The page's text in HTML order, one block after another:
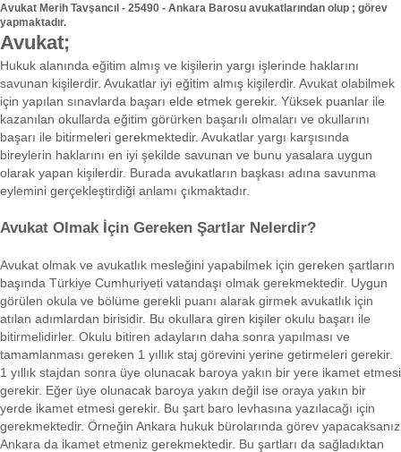
Avukat Merih Tavşancıl - 25490 - Ankara Barosu avukatlarından olup ; görev
yapmaktadır.
Avukat;
Hukuk alanında eğitim almış ve kişilerin yargı işlerinde haklarını
savunan kişilerdir. Avukatlar iyi eğitim almış kişilerdir. Avukat olabilmek
için yapılan sınavlarda başarı elde etmek gerekir. Yüksek puanlar ile
kazanılan okullarda eğitim görürken başarılı olmaları ve okullarını
başarı ile bitirmeleri gerekmektedir. Avukatlar yargı karşısında
bireylerin haklarını en iyi şekilde savunan ve bunu yasalara uygun
olarak yapan kişilerdir. Burada avukatların başkası adına savunma
eylemini gerçekleştirdiği anlamı çıkmaktadır.
Avukat Olmak İçin Gereken Şartlar Nelerdir?
Avukat olmak ve avukatlık mesleğini yapabilmek için gereken şartların
başında Türkiye Cumhuriyeti vatandaşı olmak gerekmektedir. Uygun
görülen okula ve bölüme gerekli puanı alarak girmek avukatlık için
atılan adımlardan birisidir. Bu okullara giren kişiler okulu başarı ile
bitirmelidirler. Okulu bitiren adayların daha sonra yapılması ve
tamamlanması gereken 1 yıllık staj görevini yerine getirmeleri gerekir.
1 yıllık stajdan sonra üye olunacak baroya yakın bir yere ikamet etmesi
gerekir. Eğer üye olunacak baroya yakın değil ise oraya yakın bir
yerde ikamet etmesi gerekir. Bu şart baro levhasına yazılacağı için
gerekmektedir. Örneğin Ankara hukuk bürolarında görev yapacaksanız
Ankara da ikamet etmeniz gerekmektedir. Bu şartları da sağladıktan